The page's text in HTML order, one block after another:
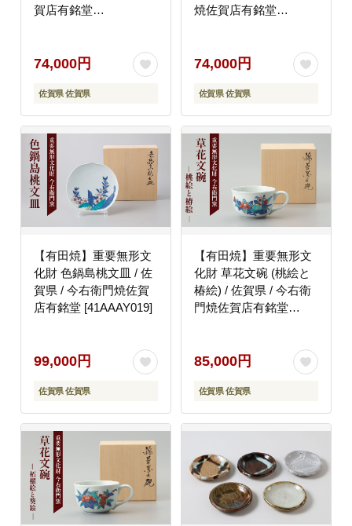
賀店有銘堂
74,000円
佐賀県 佐賀県
焼佐賀店有銘堂
74,000円
佐賀県 佐賀県
【有田焼】重要無形文
化財 色鍋島桃文皿 / 佐
賀県 / 今右衛門焼佐賀
店有銘堂 [41AAAY019]
99,000円
佐賀県 佐賀県
【有田焼】重要無形文
化財 草花文碗 (桃絵と
椿絵) / 佐賀県 / 今右衛
門焼佐賀店有銘堂
85,000円
佐賀県 佐賀県